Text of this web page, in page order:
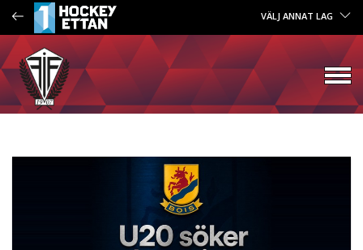
VÄLJ ANNAT LAG